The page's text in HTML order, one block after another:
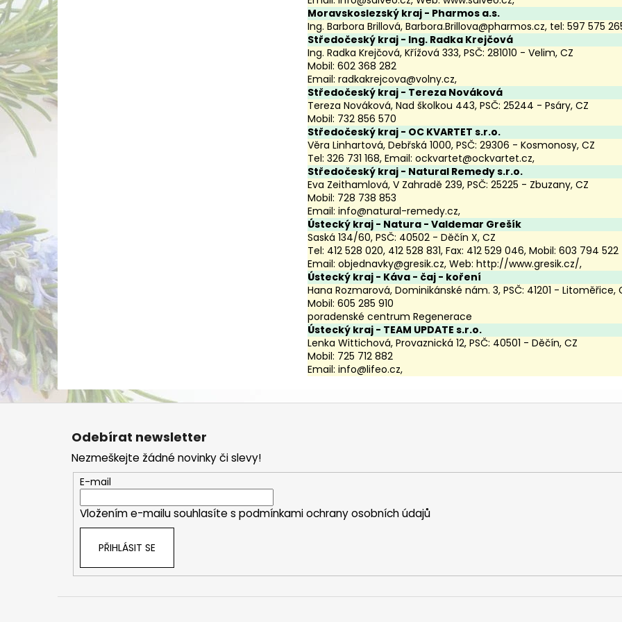
Moravskoslezský kraj - Pharmos a.s.
Ing. Barbora Brillová, Barbora.Brillova@pharmos.cz, tel: 597 575
Středočeský kraj - Ing. Radka Krejčová
Ing. Radka Krejčová, Křížová 333, PSČ: 281010 - Velim, CZ
Mobil: 602 368 282
Email: radkakrejcova@volny.cz,
Středočeský kraj - Tereza Nováková
Tereza Nováková, Nad školkou 443, PSČ: 25244 - Psáry, CZ
Mobil: 732 856 570
Středočeský kraj - OC KVARTET s.r.o.
Věra Linhartová, Debřská 1000, PSČ: 29306 - Kosmonosy, CZ
Tel: 326 731 168, Email: ockvartet@ockvartet.cz,
Středočeský kraj - Natural Remedy s.r.o.
Eva Zeithamlová, V Zahradě 239, PSČ: 25225 - Zbuzany, CZ
Mobil: 728 738 853
Email: info@natural-remedy.cz,
Ústecký kraj - Natura - Valdemar Grešík
Saská 134/60, PSČ: 40502 - Děčín X, CZ
Tel: 412 528 020, 412 528 831, Fax: 412 529 046, Mobil: 603 794 522
Email: objednavky@gresik.cz, Web: http://www.gresik.cz/,
Ústecký kraj - Káva - čaj - koření
Hana Rozmarová, Dominikánské nám. 3, PSČ: 41201 - Litoměřice,
Mobil: 605 285 910
poradenské centrum Regenerace
Ústecký kraj - TEAM UPDATE s.r.o.
Lenka Wittichová, Provaznická 12, PSČ: 40501 - Děčín, CZ
Mobil: 725 712 882
Email: info@lifeo.cz,
Z
Odebírat newsletter
Nezmeškejte žádné novinky či slevy!
E-mail
Vložením e-mailu souhlasíte s podmínkami ochrany osobních údajů
PŘIHLÁSIT SE